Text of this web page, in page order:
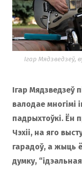
Ігар Мядзведзеў,
Ігар Мядзведзеў
валодае многімі
падрыхтоўкі. Ён
Чэхіі, на яго
гарадоў, а жыць
думку,